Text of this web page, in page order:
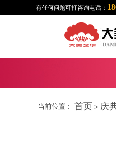
有任何问题可打咨询电话：
当前位置： 首页 > 庆